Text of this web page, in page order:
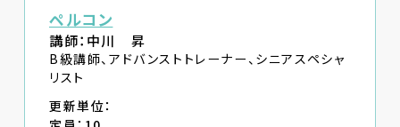
ペルコン
講師：中川 昇
B級講師、アドバンストトレーナー、シニアスペシャ
リスト
更新単位：